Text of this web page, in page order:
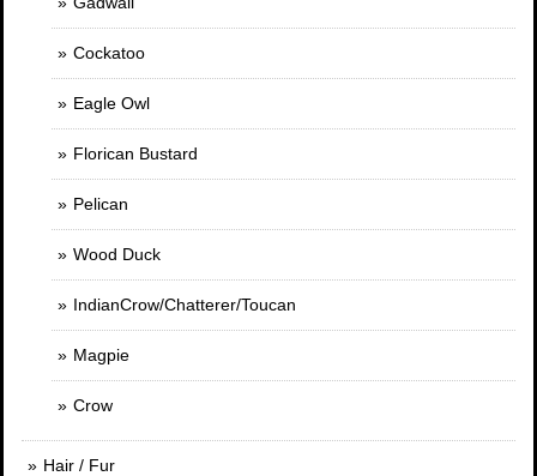
Cockatoo
Eagle Owl
Florican Bustard
Pelican
Wood Duck
IndianCrow/Chatterer/Toucan
Magpie
Crow
Hair / Fur